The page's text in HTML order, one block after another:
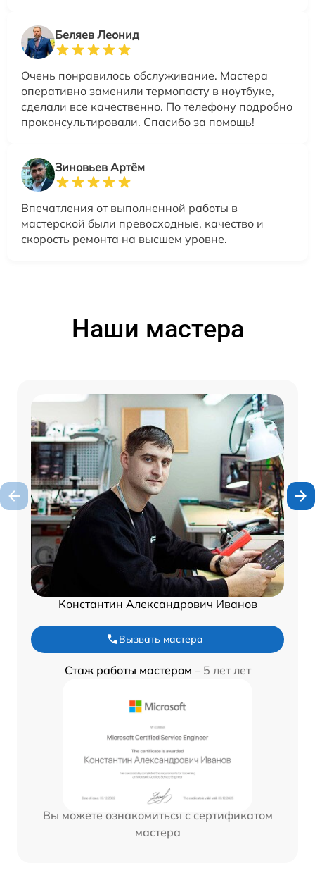
Беляев Леонид
Очень понравилось обслуживание. Мастера
оперативно заменили термопасту в ноутбуке,
сделали все качественно. По телефону подробно
проконсультировали. Спасибо за помощь!
Зиновьев Артём
Впечатления от выполненной работы в
мастерской были превосходные, качество и
скорость ремонта на высшем уровне.
Наши мастера
Константин Александрович Иванов
Вызвать мастера
Стаж работы мастером – 5 лет лет
Вы можете ознакомиться с сертификатом
мастера